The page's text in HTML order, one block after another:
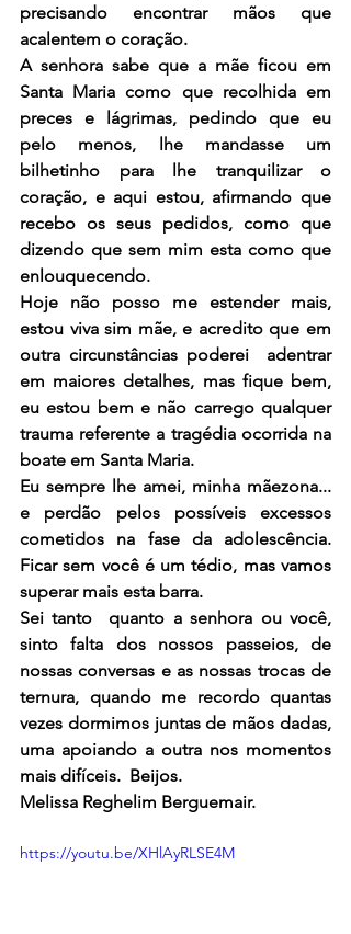
precisando encontrar mãos que
acalentem o coração.
A senhora sabe que a mãe ficou em
Santa Maria como que recolhida em
preces e lágrimas, pedindo que eu
pelo menos, lhe mandasse um
bilhetinho para lhe tranquilizar o
coração, e aqui estou, afirmando que
recebo os seus pedidos, como que
dizendo que sem mim esta como que
enlouquecendo.
Hoje não posso me estender mais,
estou viva sim mãe, e acredito que em
outra circunstâncias poderei  adentrar
em maiores detalhes, mas fique bem,
eu estou bem e não carrego qualquer
trauma referente a tragédia ocorrida na
boate em Santa Maria.
Eu sempre lhe amei, minha mãezona...
e perdão pelos possíveis excessos
cometidos na fase da adolescência.
Ficar sem você é um tédio, mas vamos
superar mais esta barra.
Sei tanto  quanto a senhora ou você,
sinto falta dos nossos passeios, de
nossas conversas e as nossas trocas de
ternura, quando me recordo quantas
vezes dormimos juntas de mãos dadas,
uma apoiando a outra nos momentos
mais difíceis.  Beijos.
Melissa Reghelim Berguemair.
https://youtu.be/XHlAyRLSE4M